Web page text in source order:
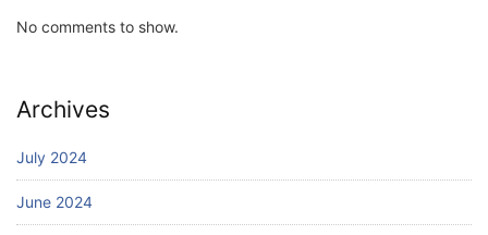
No comments to show.
Archives
July 2024
June 2024